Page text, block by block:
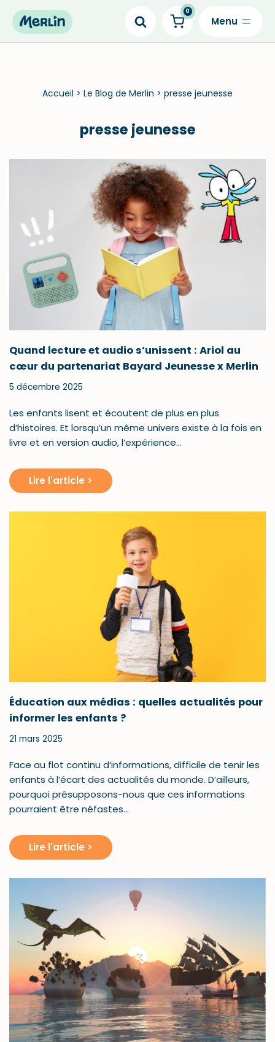
Skip
0
Accueil > Le Blog de Merlin > presse jeunesse
presse jeunesse
Quand lecture et audio s’unissent : Ariol au
cœur du partenariat Bayard Jeunesse x Merlin
5 décembre 2025
Les enfants lisent et écoutent de plus en plus
d’histoires. Et lorsqu’un même univers existe à la fois en
livre et en version audio, l’expérience…
Lire l'article >
Éducation aux médias : quelles actualités pour
informer les enfants ?
21 mars 2025
Face au flot continu d’informations, difficile de tenir les
enfants à l’écart des actualités du monde. D’ailleurs,
pourquoi présupposons-nous que ces informations
pourraient être néfastes…
Lire l'article >